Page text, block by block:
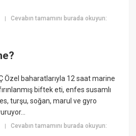
|Cevabın tamamını burada okuyun:
Özel baharatlarıyla 12 saat marine
biftek eti, enfes susamlı
turşu, soğan, marul ve gyro
|Cevabın tamamını burada okuyun: